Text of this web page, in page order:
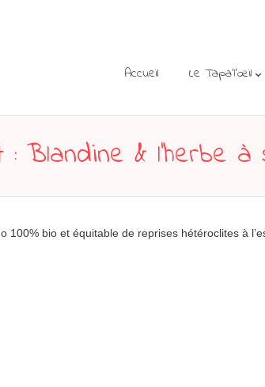
Accueil Le Tapa’l’œil
Blandine & l’herbe
100% bio et équitable de reprises hétéroclites à